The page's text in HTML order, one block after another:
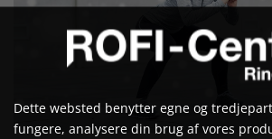
Dette websted benytter egne og
fungere, analysere din brug af vores